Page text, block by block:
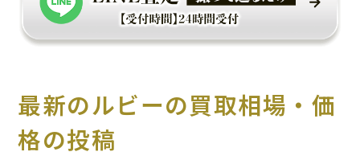
最新のルビーの買取相場・価
格の投稿